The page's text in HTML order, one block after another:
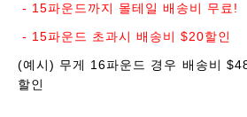
- 15파운드까지 몰테일 배송비 무료!
- 15파운드 초과시 배송비 $20할인
(예시) 무게 16파운드 경우 배송비
할인